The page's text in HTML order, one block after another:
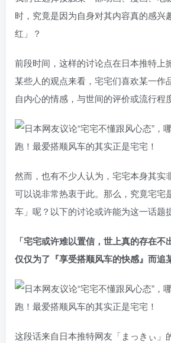
时，究竟是因为自身对其内容真的感兴
红」？
前段时间，这样的讨论点在日本推特上
某些人的观点来看，宅宅们喜欢某一作
自内心的情感，与世间的评价或流行程
然而，也有不少人认为，宅宅本身其实
可以说非常热衷于此。那么，究竟宅宅
车」呢？以下的讨论或许能为这一话题
「宅宅或许难以置信，世上真的存在
仅仅为了『享受搭顺风车的快感』而追
这段话来自日本推特网友「まっきぃ」